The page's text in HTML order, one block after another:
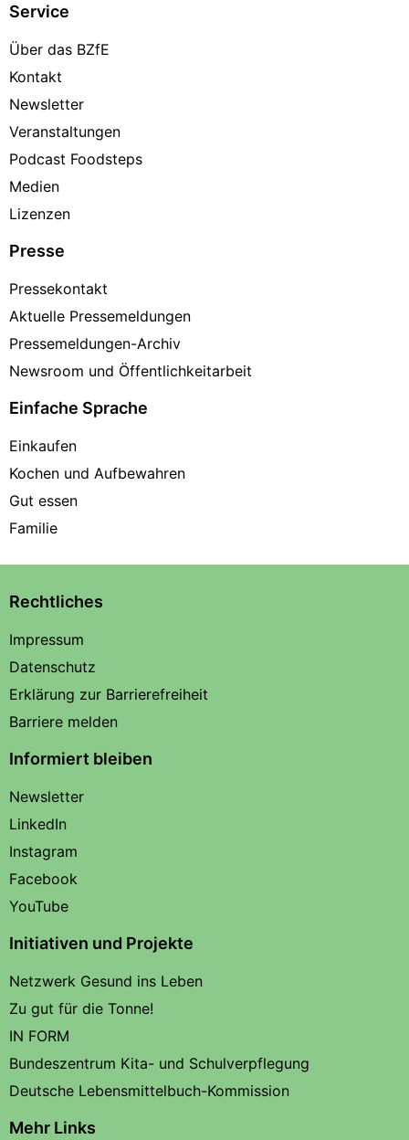
Service
Über das BZfE
Kontakt
Newsletter
Veranstaltungen
Podcast Foodsteps
Medien
Lizenzen
Presse
Pressekontakt
Aktuelle Pressemeldungen
Pressemeldungen-Archiv
Newsroom und Öffentlichkeitarbeit
Einfache Sprache
Einkaufen
Kochen und Aufbewahren
Gut essen
Familie
Rechtliches
Impressum
Datenschutz
Erklärung zur Barrierefreiheit
Barriere melden
Informiert bleiben
Newsletter
LinkedIn
Instagram
Facebook
YouTube
Initiativen und Projekte
Netzwerk Gesund ins Leben
Zu gut für die Tonne!
IN FORM
Bundeszentrum Kita- und Schulverpflegung
Deutsche Lebensmittelbuch-Kommission
Mehr Links